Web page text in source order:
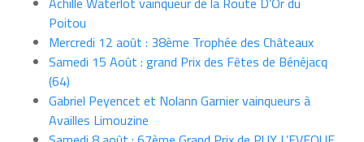
Poitou
Mercredi 12 août : 38ème Trophée des Châteaux
Samedi 15 Août : grand Prix des Fêtes de Bénéjacq
(64)
Gabriel Peyencet et Nolann Garnier vainqueurs à
Availles Limouzine